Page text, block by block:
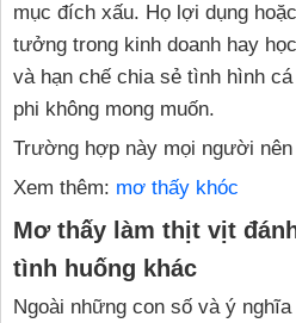
mục đích xấu. Họ lợi dụng
tưởng trong kinh doanh hay
và hạn chế chia sẻ tình hình
phi không mong muốn.
Trường hợp này mọi người nên
Xem thêm: mơ thấy khóc
Mơ thấy làm thịt vịt
tình huống khác
Ngoài những con số và ý